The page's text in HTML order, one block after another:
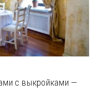
с выкройками —